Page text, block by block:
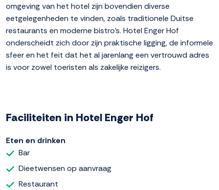
omgeving van het hotel zijn bovendien diverse
eetgelegenheden te vinden, zoals traditionele Duitse
restaurants en moderne bistro's. Hotel Enger Hof
onderscheidt zich door zijn praktische ligging, de informele
sfeer en het feit dat het al jarenlang een vertrouwd adres
is voor zowel toeristen als zakelijke reizigers.
Faciliteiten in Hotel Enger Hof
Eten en drinken
Bar
Dieetwensen op aanvraag
Restaurant